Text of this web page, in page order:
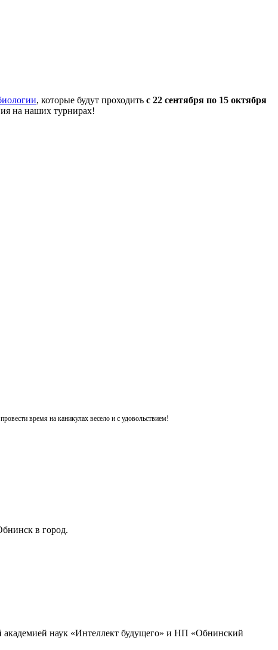
, которые будут проходить с 22 сентября по 15 октября
на наших турнирах!
время на каникулах весело и с удовольствием!
в город.
наук «Интеллект будущего» и НП «Обнинский